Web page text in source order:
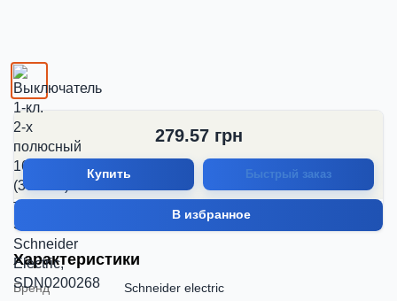
279.57грн
Купить Быстрый заказ
В избранное
Характеристики
Бренд
Schneider electric